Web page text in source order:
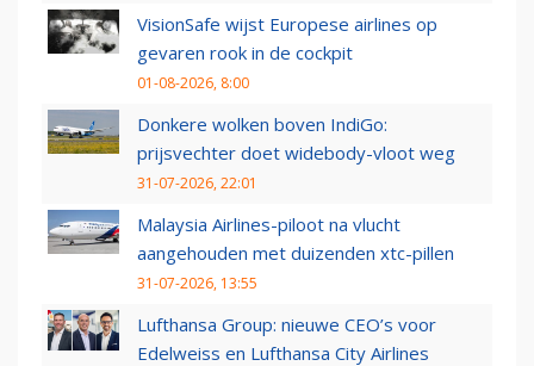
VisionSafe wijst Europese airlines op
gevaren rook in de cockpit
01-08-2026, 8:00
Donkere wolken boven IndiGo:
prijsvechter doet widebody-vloot weg
31-07-2026, 22:01
Malaysia Airlines-piloot na vlucht
aangehouden met duizenden xtc-pillen
31-07-2026, 13:55
Lufthansa Group: nieuwe CEO’s voor
Edelweiss en Lufthansa City Airlines